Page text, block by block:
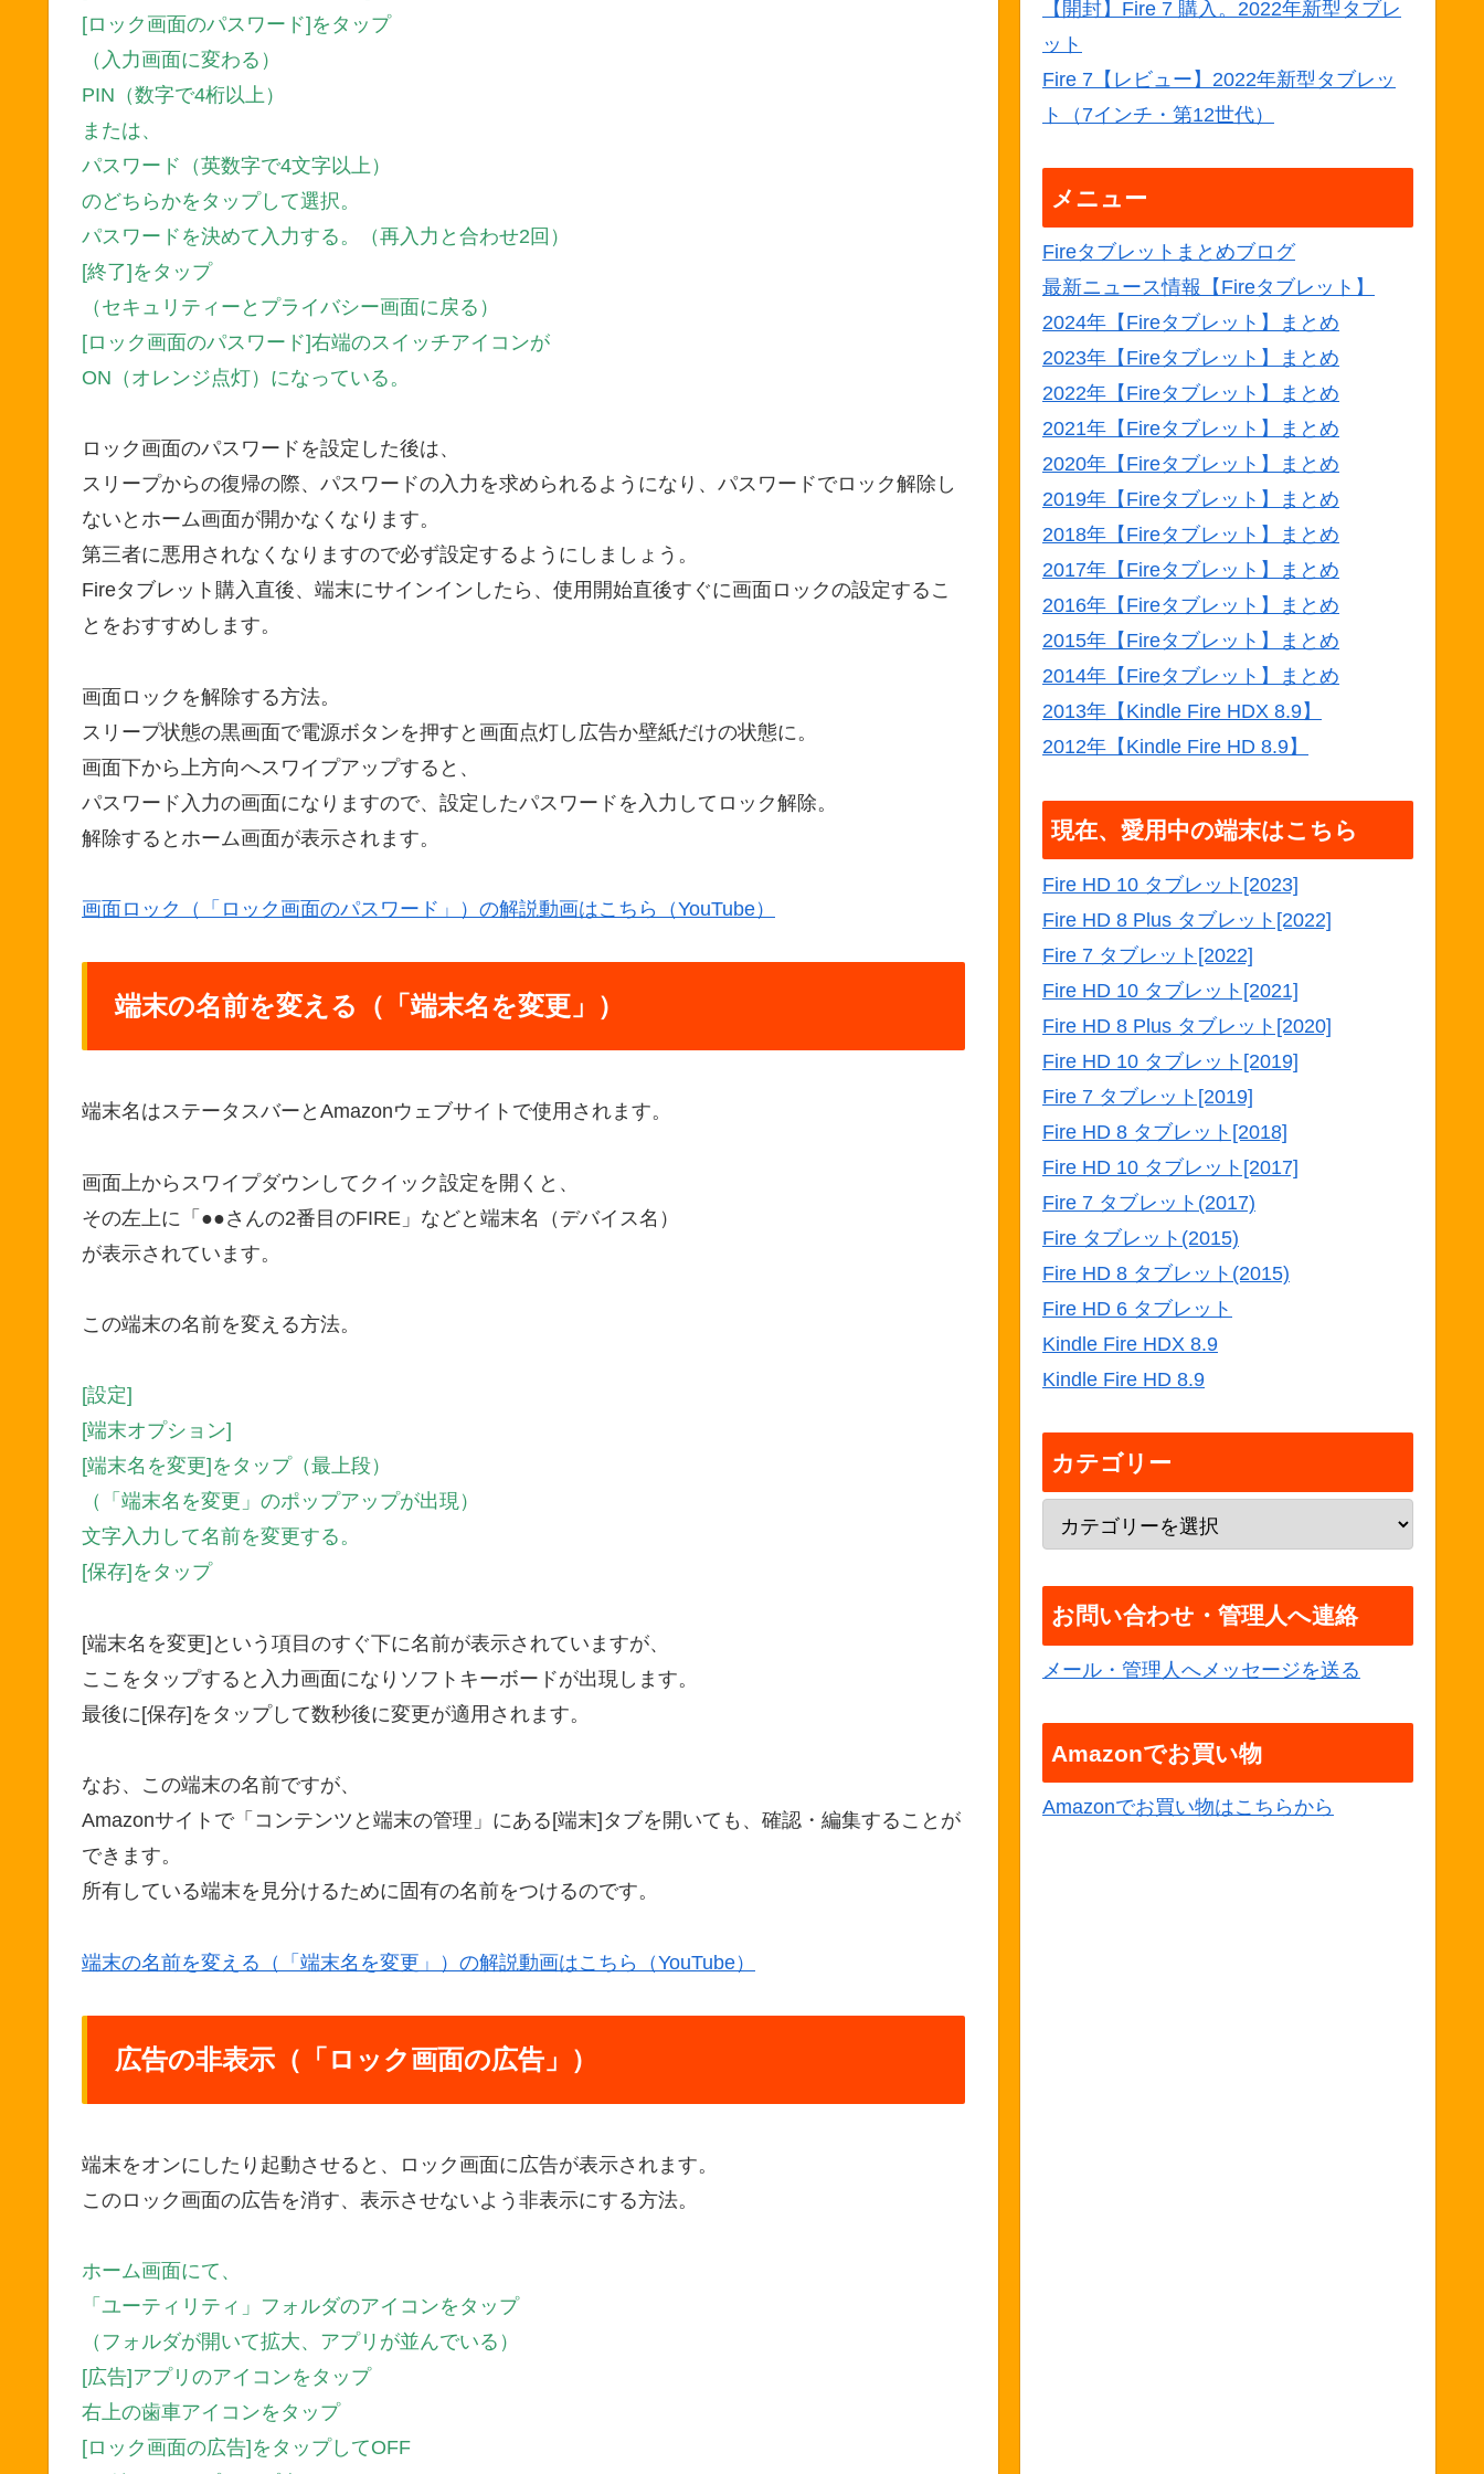
[ロック画面のパスワード]をタップ
（入力画面に変わる）
PIN（数字で4桁以上）
または、
パスワード（英数字で4文字以上）
のどちらかをタップして選択。
パスワードを決めて入力する。（再入力と合わせ2回）
[終了]をタップ
（セキュリティーとプライバシー画面に戻る）
[ロック画面のパスワード]右端のスイッチアイコンが
ON（オレンジ点灯）になっている。
ロック画面のパスワードを設定した後は、
スリープからの復帰の際、パスワードの入力を求められるようになり、パスワードでロック解除し
ないとホーム画面が開かなくなります。
第三者に悪用されなくなりますので必ず設定するようにしましょう。
Fireタブレット購入直後、端末にサインインしたら、使用開始直後すぐに画面ロックの設定するこ
とをおすすめします。
画面ロックを解除する方法。
スリープ状態の黒画面で電源ボタンを押すと画面点灯し広告か壁紙だけの状態に。
画面下から上方向へスワイプアップすると、
パスワード入力の画面になりますので、設定したパスワードを入力してロック解除。
解除するとホーム画面が表示されます。
画面ロック（「ロック画面のパスワード」）の解説動画はこちら（YouTube）
端末の名前を変える（「端末名を変更」）
端末名はステータスバーとAmazonウェブサイトで使用されます。
画面上からスワイプダウンしてクイック設定を開くと、
その左上に「●●さんの2番目のFIRE」などと端末名（デバイス名）
が表示されています。
この端末の名前を変える方法。
[設定]
[端末オプション]
[端末名を変更]をタップ（最上段）
（「端末名を変更」のポップアップが出現）
文字入力して名前を変更する。
[保存]をタップ
[端末名を変更]という項目のすぐ下に名前が表示されていますが、
ここをタップすると入力画面になりソフトキーボードが出現します。
最後に[保存]をタップして数秒後に変更が適用されます。
なお、この端末の名前ですが、
Amazonサイトで「コンテンツと端末の管理」にある[端末]タブを開いても、確認・編集することが
できます。
所有している端末を見分けるために固有の名前をつけるのです。
端末の名前を変える（「端末名を変更」）の解説動画はこちら（YouTube）
広告の非表示（「ロック画面の広告」）
端末をオンにしたり起動させると、ロック画面に広告が表示されます。
このロック画面の広告を消す、表示させないよう非表示にする方法。
ホーム画面にて、
「ユーティリティ」フォルダのアイコンをタップ
（フォルダが開いて拡大、アプリが並んでいる）
[広告]アプリのアイコンをタップ
右上の歯車アイコンをタップ
[ロック画面の広告]をタップしてOFF
【開封】Fire 7 購入。2022年新型タブレ
ット
Fire 7【レビュー】2022年新型タブレッ
ト（7インチ・第12世代）
メニュー
Fireタブレットまとめブログ
最新ニュース情報【Fireタブレット】
2024年【Fireタブレット】まとめ
2023年【Fireタブレット】まとめ
2022年【Fireタブレット】まとめ
2021年【Fireタブレット】まとめ
2020年【Fireタブレット】まとめ
2019年【Fireタブレット】まとめ
2018年【Fireタブレット】まとめ
2017年【Fireタブレット】まとめ
2016年【Fireタブレット】まとめ
2015年【Fireタブレット】まとめ
2014年【Fireタブレット】まとめ
2013年【Kindle Fire HDX 8.9】
2012年【Kindle Fire HD 8.9】
現在、愛用中の端末はこちら
Fire HD 10 タブレット[2023]
Fire HD 8 Plus タブレット[2022]
Fire 7 タブレット[2022]
Fire HD 10 タブレット[2021]
Fire HD 8 Plus タブレット[2020]
Fire HD 10 タブレット[2019]
Fire 7 タブレット[2019]
Fire HD 8 タブレット[2018]
Fire HD 10 タブレット[2017]
Fire 7 タブレット(2017)
Fire タブレット(2015)
Fire HD 8 タブレット(2015)
Fire HD 6 タブレット
Kindle Fire HDX 8.9
Kindle Fire HD 8.9
カテゴリー
お問い合わせ・管理人へ連絡
メール・管理人へメッセージを送る
Amazonでお買い物
Amazonでお買い物はこちらから